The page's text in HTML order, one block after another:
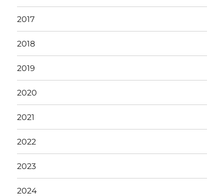
2017
2018
2019
2020
2021
2022
2023
2024